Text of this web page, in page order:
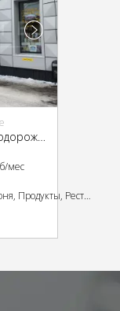
МО, г. Балашиха, мкр. Железнодорожный, Октябрьская ул., 17
мес
Аптека, Яндекс Маркет, Кафе, Пекарня, Продукты, Ресторан